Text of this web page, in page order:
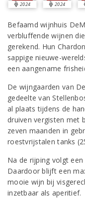
2024 2024
Befaamd wijnhuis
verbluffende wijnen
gerekend. Hun
sappige nieuwe-
een aangename
De wijngaarden van
gedeelte van
al plaats tijdens de
druiven vergisten met
zeven maanden in
roestvrijstalen tanks
Na de rijping volgt
Daardoor blijft een
mooie wijn bij
inzetbaar als aperitief.